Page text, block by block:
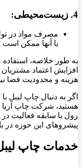
4. زیست‌محیطی:
مصرف مواد در
با آنها ممکن
به طور خلاصه،
افزایش اعتماد مشتریان
هزینه و محدودیت فضا
اگر به دنبال چاپ لیبل
هستید، شرکت چاپ آریا
رول با سابقه فعالیت
پیشروهای این حوزه در
خدمات چاپ